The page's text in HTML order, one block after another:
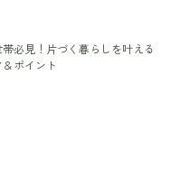
帯必見！片づく暮らしを叶える
ポイント